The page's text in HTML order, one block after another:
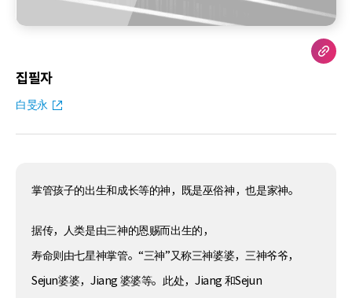
집필자
白旻永
掌管孩子的出生和成长等的神，既是巫俗神，也是家神。
据传，人类是由三神的恩赐而出生的，
寿命则由七星神掌管。“三神”又称三神婆婆，三神爷爷，
Sejun婆婆，Jiang 婆婆等。此处，Jiang 和Sejun